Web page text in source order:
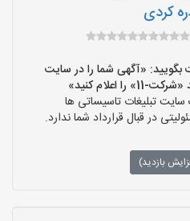
کردی
«آگهی شما را در سایت
اعلام کنید»
تبلیغات تاسیساتی ها
در قبال قرارداد شما ندارد.
بازدید)